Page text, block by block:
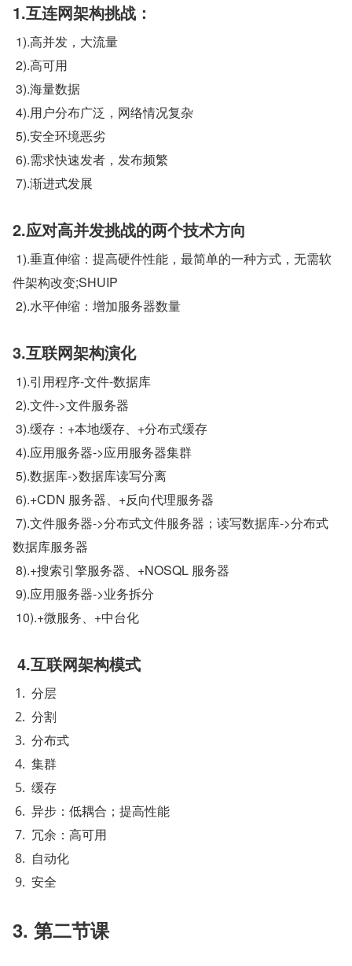
1.互连网架构挑战：
1).高并发，大流量
2).高可用
3).海量数据
4).用户分布广泛，网络情况复杂
5).安全环境恶劣
6).需求快速发者，发布频繁
7).渐进式发展
2.应对高并发挑战的两个技术方向
件架构改变;SHUIP
2).水平伸缩：增加服务器数量
3.互联网架构演化
1).引用程序-文件-数据库
2).文件->文件服务器
3).缓存：+本地缓存、+分布式缓存
4).应用服务器->应用服务器集群
5).数据库->数据库读写分离
6).+CDN 服务器、+反向代理服务器
数据库服务器
8).+搜索引擎服务器、+NOSQL 服务器
9).应用服务器->业务拆分
10).+微服务、+中台化
4.互联网架构模式
分层
分割
分布式
集群
缓存
异步：低耦合；提高性能
冗余：高可用
自动化
安全
3. 第二节课